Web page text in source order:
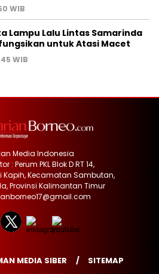
WIB
Lampu Lalu Lintas Samarinda
untuk Atasi Macet
WIB
Media Indonesia
: Perum PKL Blok D RT 14,
Kapih, Kecamatan Sambutan,
Provinsi Kalimantan Timur
MEDIA SIBER SITEMAP